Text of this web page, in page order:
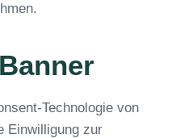
Technologie von
Einwilligung zur